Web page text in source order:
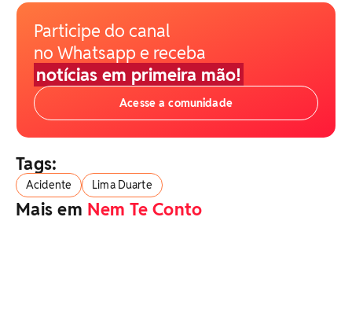
Participe do canal
no Whatsapp e receba
notícias em primeira mão!
Acesse a comunidade
Tags:
Acidente Lima Duarte
Mais em Nem Te Conto